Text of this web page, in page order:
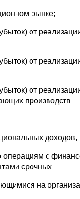
рынке;
от
от
от
производств
доходов,
операциям с
срочных
на